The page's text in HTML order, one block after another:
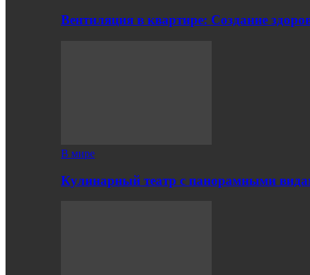
Вентиляция в квартире: Создание
В мире
Кулинарный театр с панорамными